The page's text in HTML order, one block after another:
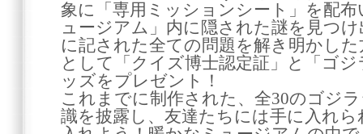
象に「専用ミッションシート」を配
ュージアム」内に隠された謎を見つ
に記された全ての問題を解き明かし
として「クイズ博士認定証」と「ゴ
ッズをプレゼント！
これまでに制作された、全30のゴジ
識を披露し、友達たちには手に入れ